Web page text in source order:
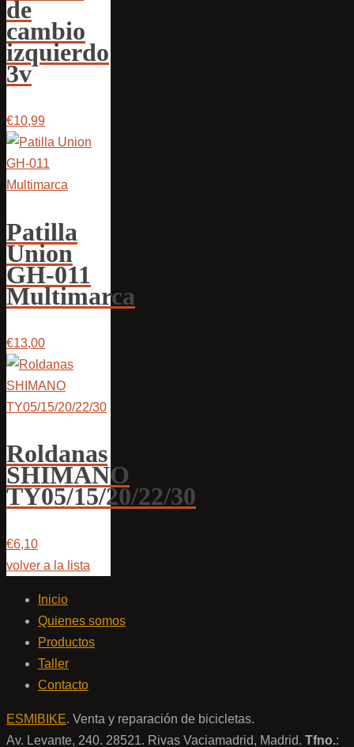
de
cambio
izquierdo
3v
€10,99
Patilla
Union
GH-011
Multimarca
€13,00
Roldanas
SHIMANO
TY05/15/20/22/30
€6,10
volver a la lista
Inicio
Quienes somos
Productos
Taller
Contacto
ESMIBIKE. Venta y reparación de bicicletas.
Av. Levante, 240. 28521. Rivas Vaciamadrid, Madrid. Tfno.: